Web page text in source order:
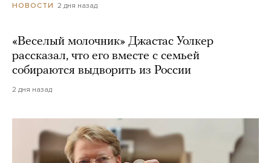
НОВОСТИ 2 дня назад
«Веселый молочник» Джастас Уолкер
рассказал, что его вместе с семьей
собираются выдворить из России
2 дня назад